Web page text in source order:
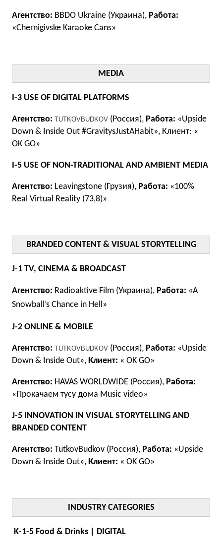
Агентство: BBDO Ukraine (Украина), Работа:
«Chernigivske Karaoke Cans»
MEDIA
I-3 USE OF DIGITAL PLATFORMS
Агентство: TUTKOVBUDKOV (Россия), Работа: «Upside
Down & Inside Out #GravitysJustAHabit», Клиент: «
OK GO»
I-5 USE OF NON-TRADITIONAL AND AMBIENT MEDIA
Агентство: Leavingstone (Грузия), Работа: «100%
Real Virtual Reality (73,8)»
BRANDED CONTENT & VISUAL STORYTELLING
J-1 TV, CINEMA & BROADCAST
Агентство: Radioaktive Film (Украина), Работа: «A
Snowball’s Chance in Hell»
J-2 ONLINE & MOBILE
Агентство: TUTKOVBUDKOV (Россия), Работа: «Upside
Down & Inside Out», Клиент: « OK GO»
Агентство: HAVAS WORLDWIDE (Россия), Работа:
«Прокачаем тусу дома Music video»
J-5 INNOVATION IN VISUAL STORYTELLING AND
BRANDED CONTENT
Агентство: TutkovBudkov (Россия), Работа: «Upside
Down & Inside Out», Клиент: « OK GO»
INDUSTRY CATEGORIES
K-1-5 Food & Drinks | DIGITAL